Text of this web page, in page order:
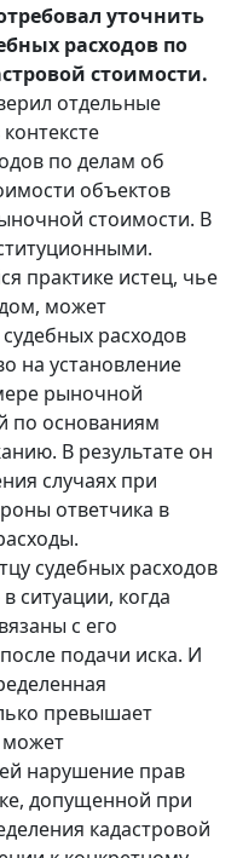
уточнить
расходов по
стоимости.
отдельные
по делам об
объектов
стоимости. В
практике истец, чье
может
расходов
на установление
рыночной
по основаниям
В результате он
случаях при
ответчика в
судебных расходов
ситуации, когда
с его
подачи иска. И
превышает
может
нарушение прав
допущенной при
кадастровой